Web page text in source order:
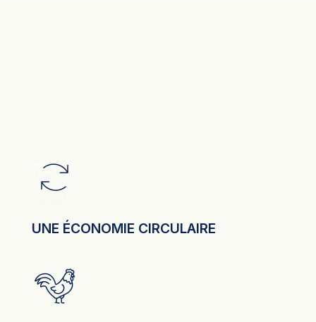
UNE ÉCONOMIE CIRCULAIRE